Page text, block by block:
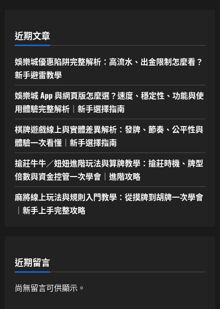
近期文章
娛樂城優惠陷阱完整解析：高流水、出金限制怎麼看？
新手避雷教學
娛樂城 App 與網頁版怎麼選？速度、穩定性、功能與使
用體驗完整解析｜新手選擇指南
棋牌遊戲線上與實體差異解析：發牌、節奏、公平性與
體驗一次看懂｜新手選擇指南
搶莊牛牛／妞妞進階玩法與算牌教學：搶莊時機、牌型
倍數與資金控管一次學會｜進階攻略
麻將線上玩法與規則入門教學：從摸牌到胡牌一次學會
｜新手上手完整攻略
近期留言
尚無留言可供顯示。